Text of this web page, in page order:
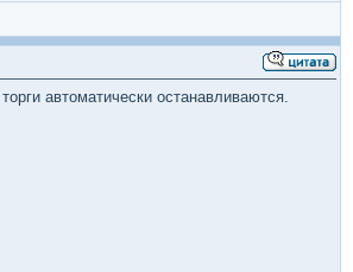
автоматически останавливаются.